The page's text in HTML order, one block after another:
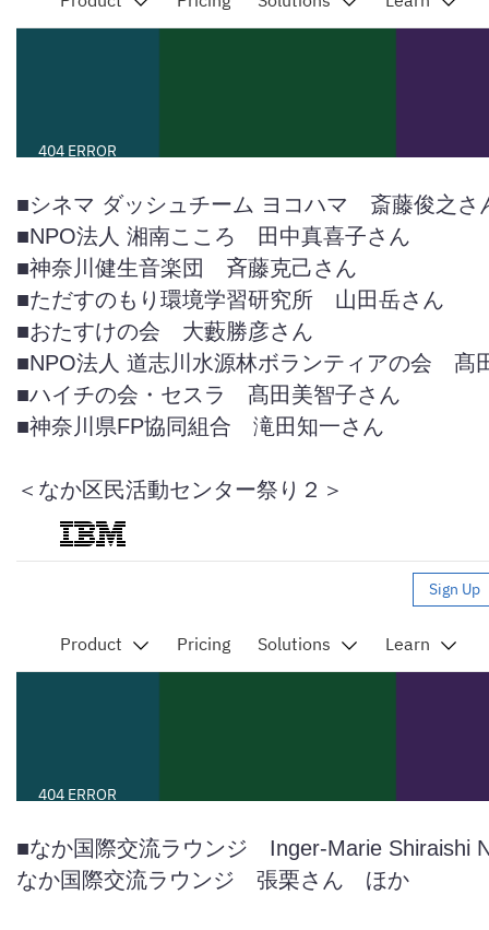
■シネマ ダッシュチーム ヨコハマ 斎藤俊之さ
■NPO法人 湘南こころ 田中真喜子さん
■神奈川健生音楽団 斉藤克己さん
■ただすのもり環境学習研究所 山田岳さん
■おたすけの会 大藪勝彦さん
■NPO法人 道志川水源林ボランティアの会 髙
■ハイチの会・セスラ 髙田美智子さん
■神奈川県FP協同組合 滝田知一さん
＜なか区民活動センター祭り２＞
■なか国際交流ラウンジ Inger-Marie Shiraishi
なか国際交流ラウンジ 張栗さん ほか